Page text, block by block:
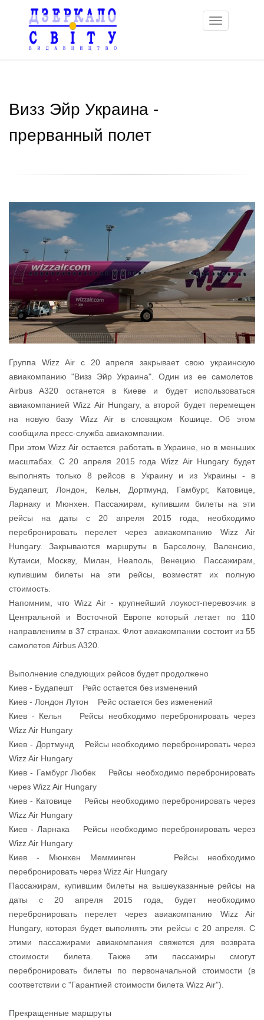
Toggle
navigation
Визз Эйр Украина -
прерванный полет
Группа Wizz Air с 20 апреля закрывает свою украинскую
авиакомпанию "Визз Эйр Украина". Один из ее самолетов
Airbus A320 останется в Киеве и будет использоваться
авиакомпанией Wizz Air Hungary, а второй будет перемещен
на новую базу Wizz Air в словацком Кошице. Об этом
сообщила пресс-служба авиакомпании.
При этом Wizz Air остается работать в Украине, но в меньших
масштабах. С 20 апреля 2015 года Wizz Air Hungary будет
выполнять только 8 рейсов в Украину и из Украины - в
Будапешт, Лондон, Кельн, Дортмунд, Гамбург, Катовице,
Ларнаку и Мюнхен. Пассажирам, купившим билеты на эти
рейсы на даты с 20 апреля 2015 года, необходимо
перебронировать перелет через авиакомпанию Wizz Air
Hungary. Закрываются маршруты в Барселону, Валенсию,
Кутаиси, Москву, Милан, Неаполь, Венецию. Пассажирам,
купившим билеты на эти рейсы, возместят их полную
стоимость.
Напомним, что Wizz Air - крупнейший лоукост-перевозчик в
Центральной и Восточной Европе который летает по 110
направлениям в 37 странах. Флот авиакомпании состоит из 55
самолетов Airbus A320.
Выполнение следующих рейсов будет продолжено
Киев - Будапешт Рейс остается без изменений
Киев - Лондон Лутон Рейс остается без изменений
Киев - Кельн Рейсы необходимо перебронировать через
Wizz Air Hungary
Киев - Дортмунд Рейсы необходимо перебронировать через
Wizz Air Hungary
Киев - Гамбург Любек Рейсы необходимо перебронировать
через Wizz Air Hungary
Киев - Катовице Рейсы необходимо перебронировать через
Wizz Air Hungary
Киев - Ларнака Рейсы необходимо перебронировать через
Wizz Air Hungary
Киев - Мюнхен Мемминген Рейсы необходимо
перебронировать через Wizz Air Hungary
Пассажирам, купившим билеты на вышеуказанные рейсы на
даты с 20 апреля 2015 года, будет необходимо
перебронировать перелет через авиакомпанию Wizz Air
Hungary, которая будет выполнять эти рейсы с 20 апреля. С
этими пассажирами авиакомпания свяжется для возврата
стоимости билета. Также эти пассажиры смогут
перебронировать билеты по первоначальной стоимости (в
соответствии с "Гарантией стоимости билета Wizz Air").
Прекращенные маршруты